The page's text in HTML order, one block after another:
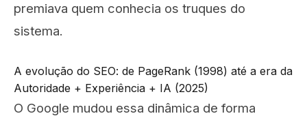
premiava quem conhecia os truques do
sistema.
A evolução do SEO: de PageRank (1998) até a era da
Autoridade + Experiência + IA (2025)
O Google mudou essa dinâmica de forma